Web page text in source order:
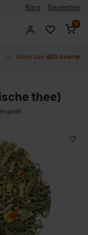
Blog Recepten
0
Meer dan 450 soorten
thee)